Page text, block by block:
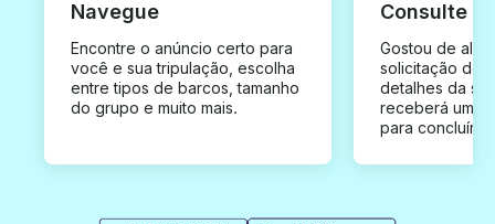
Navegue
Encontre o anúncio certo para
você e sua tripulação, escolha
entre tipos de barcos, tamanho
do grupo e muito mais.
Consulte e
Gostou de
solicitação de
detalhes da
receberá uma
para concluír a